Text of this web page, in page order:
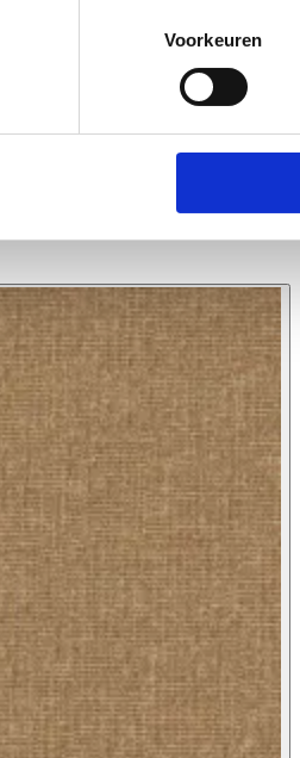
Voorkeuren